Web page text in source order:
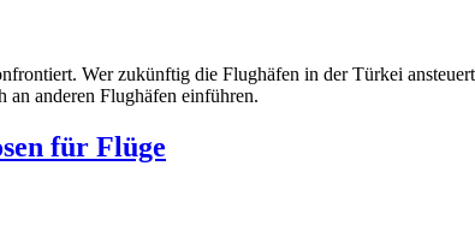
Wer zukünftig die Flughäfen in der Türkei
anderen Flughäfen einführen.
für Flüge